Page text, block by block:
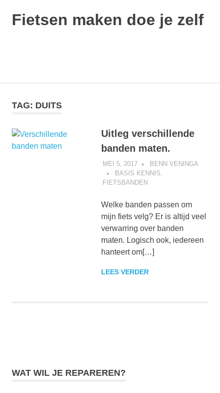
naarFietsen maken doe je zelf
TAG: DUITS
Uitleg verschillende
banden maten.
MEI 5, 2017
BENN VENINGA
BASIS KENNIS
FIETSBANDEN
Welke banden passen om
mijn fiets velg? Er is altijd veel
verwarring over banden
maten. Logisch ook, iedereen
hanteert om[…]
LEES VERDER
WAT WIL JE REPAREREN?